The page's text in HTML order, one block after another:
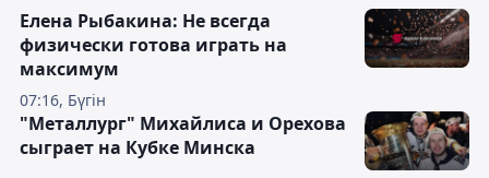
07:16, Бүгін
Елена Рыбакина: Не всегда
физически готова играть на
максимум
"Металлург" Михайлиса и Орехова
сыграет на Кубке Минска